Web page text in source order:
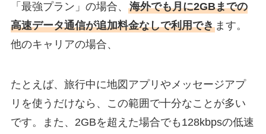
「最強プラン」の場合、 海外でも月に2GBまでの
高速データ通信が追加料金なしで利用できます。
他のキャリアの場合、
たとえば、旅行中に地図アプリやメッセージアプ
リを使うだけなら、この範囲で十分なことが多い
です。また、2GBを超えた場合でも128kbpsの低速